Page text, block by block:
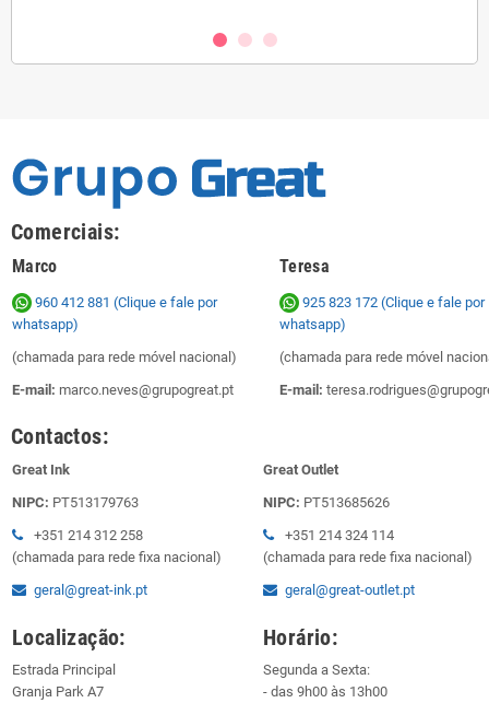
Comerciais:
Marco Teresa
960 412 881 (Clique e fale por
whatsapp)
(chamada para rede móvel nacional)
E-mail: marco.neves@grupogreat.pt
925 823 172 (Clique e fale por
whatsapp)
(chamada para rede móvel
E-mail:
Contactos:
Great Ink
NIPC: PT513179763
+351 214 312 258
(chamada para rede fixa nacional)
geral@great-ink.pt
Great Outlet
NIPC: PT513685626
+351 214 324 114
(chamada para rede fixa nacional)
geral@great-outlet.pt
Localização:
Estrada Principal
Granja Park A7
Horário:
Segunda a Sexta:
- das 9h00 às 13h00